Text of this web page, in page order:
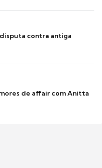
contra antiga
de affair com Anitta